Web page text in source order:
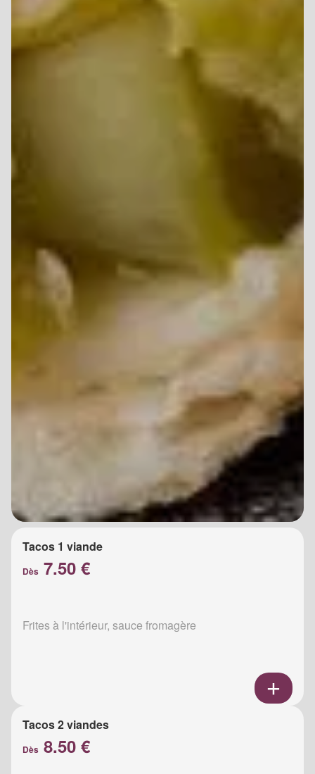
Tacos 1 viande
Dès 7.50 €
Frites à l'intérieur, sauce fromagère
Tacos 2 viandes
Dès 8.50 €